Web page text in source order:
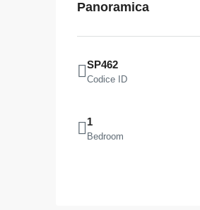
Panoramica
SP462
Codice ID
1
Bedroom